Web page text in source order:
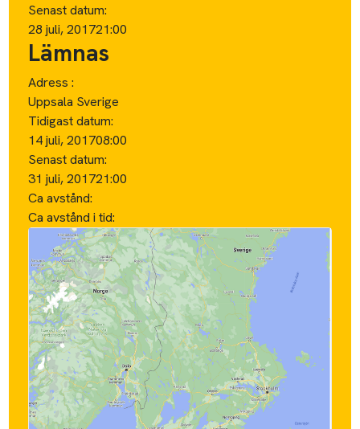
Senast datum:
28 juli, 201721:00
Lämnas
Adress :
Uppsala Sverige
Tidigast datum:
14 juli, 201708:00
Senast datum:
31 juli, 201721:00
Ca avstånd:
Ca avstånd i tid: